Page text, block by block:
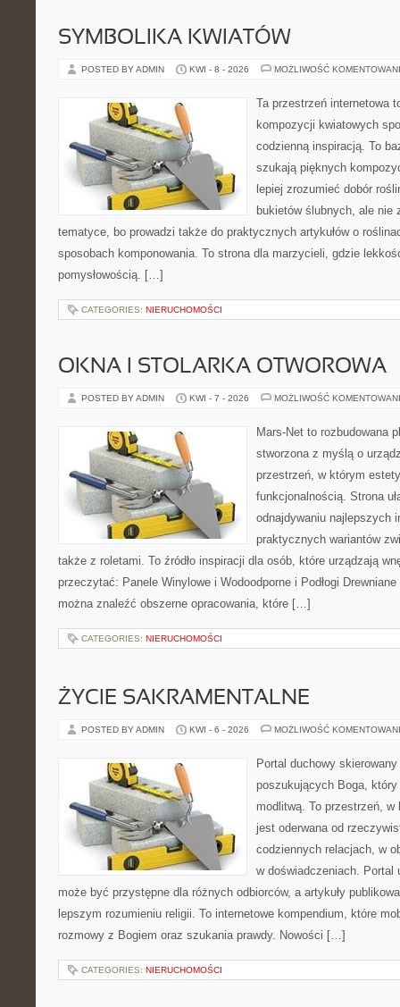
SYMBOLIKA KWIATÓW
POSTED BY ADMIN KWI - 8 - 2026 MOŻLIWOŚĆ
Ta przestrzeń internetowa
kompozycji kwiatowych
codzienną inspiracją. To
szukają pięknych
lepiej zrozumieć dobór
bukietów ślubnych, ale nie
tematyce, bo prowadzi także do praktycznych artykułów o
sposobach komponowania. To strona dla marzycieli, gdzie
pomysłowością. […]
CATEGORIES: NIERUCHOMOŚCI
OKNA I STOLARKA OTWOROWA
POSTED BY ADMIN KWI - 7 - 2026 MOŻLIWOŚĆ
Mars-Net to rozbudowana
stworzona z myślą o
przestrzeń, w którym
funkcjonalnością. Strona
odnajdywaniu najlepszych
praktycznych wariantów
także z roletami. To źródło inspiracji dla osób, które urządzają
przeczytać: Panele Winylowe i Wodoodporne i Podłogi
można znaleźć obszerne opracowania, które […]
CATEGORIES: NIERUCHOMOŚCI
ŻYCIE SAKRAMENTALNE
POSTED BY ADMIN KWI - 6 - 2026 MOŻLIWOŚĆ
Portal duchowy
poszukujących Boga,
modlitwą. To przestrzeń,
jest oderwana od
codziennych relacjach, w
w doświadczeniach.
może być przystępne dla różnych odbiorców, a artykuły
lepszym rozumieniu religii. To internetowe kompendium, które
rozmowy z Bogiem oraz szukania prawdy. Nowości […]
CATEGORIES: NIERUCHOMOŚCI